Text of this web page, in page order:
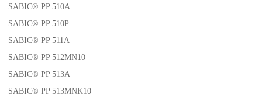
SABIC® PP 510A
SABIC® PP 510P
SABIC® PP 511A
SABIC® PP 512MN10
SABIC® PP 513A
SABIC® PP 513MNK10